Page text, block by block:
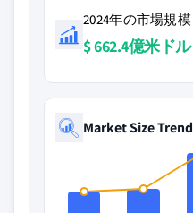
2024年の市場規模
$ 662.4億米ドル
Market Size Trend